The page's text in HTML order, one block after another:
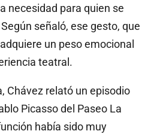
necesidad para quien se
señaló, ese gesto, que
un peso emocional
teatral.
Chávez relató un episodio
Picasso del Paseo La
había sido muy